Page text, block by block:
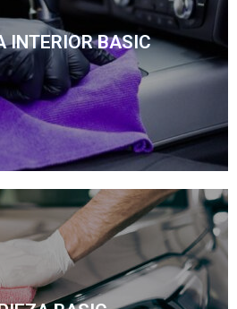
INTERIOR BASIC
interior basic
del interior de tu vehículo.
Descúbrelo
Descúbrelo